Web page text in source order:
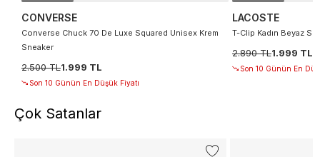
CONVERSE
Converse Chuck 70 De Luxe Squared Unisex Krem
Sneaker
2.500 TL1.999 TL
Son 10 Günün En Düşük Fiyatı
LACOSTE
T-Clip Kadın Beyaz
2.890 TL1.999 TL
Son 10 Günün En
Çok Satanlar